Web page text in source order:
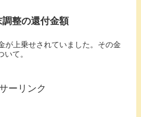
調整の還付金額
が上乗せされていました。その金
て。
ーリンク